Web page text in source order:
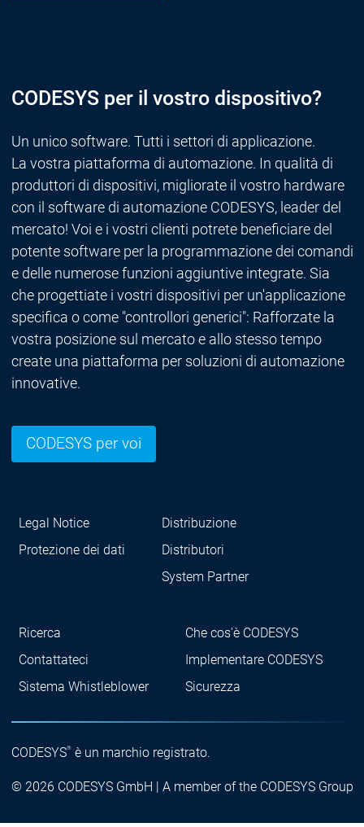
CODESYS per il vostro dispositivo?
Un unico software. Tutti i settori di applicazione.
La vostra piattaforma di automazione. In qualità di
produttori di dispositivi, migliorate il vostro hardware
con il software di automazione CODESYS, leader del
mercato! Voi e i vostri clienti potrete beneficiare del
potente software per la programmazione dei comandi
e delle numerose funzioni aggiuntive integrate. Sia
che progettiate i vostri dispositivi per un'applicazione
specifica o come "controllori generici": Rafforzate la
vostra posizione sul mercato e allo stesso tempo
create una piattaforma per soluzioni di automazione
innovative.
CODESYS per voi
Legal Notice
Protezione dei dati
Distribuzione
Distributori
System Partner
Ricerca
Contattateci
Sistema Whistleblower
Che cos'è CODESYS
Implementare CODESYS
Sicurezza
CODESYS®è un marchio registrato.
© 2026 CODESYS GmbH | A member of the CODESYS Group